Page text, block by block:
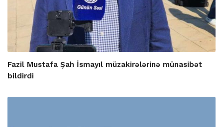
Fazil Mustafa Şah İsmayıl müzakirələrinə münasibət
bildirdi